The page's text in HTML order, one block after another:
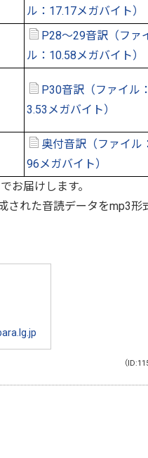
ル：17.17メガバイト）
P28～29音訳（ファ
ル：10.58メガバイト）
P30音訳（ファイル
3.53メガバイト）
奥付音訳（ファイル
96メガバイト）
お届けします。
された音読データをmp3形
（